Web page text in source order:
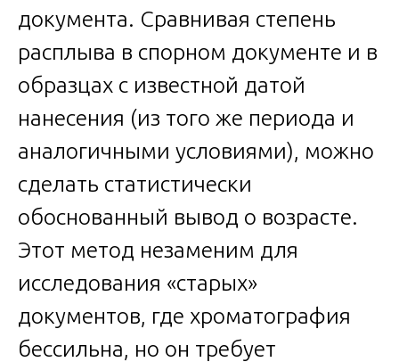
документа. Сравнивая степень
расплыва в спорном документе и в
образцах с известной датой
нанесения (из того же периода и
аналогичными условиями), можно
сделать статистически
обоснованный вывод о возрасте.
Этот метод незаменим для
исследования «старых»
документов, где хроматография
бессильна, но он требует